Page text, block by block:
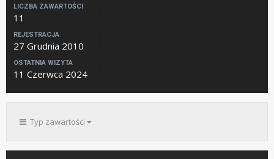
LICZBA ZAWARTOŚCI
11
REJESTRACJA
27 Grudnia 2010
OSTATNIA WIZYTA
11 Czerwca 2024
Typ zawartości